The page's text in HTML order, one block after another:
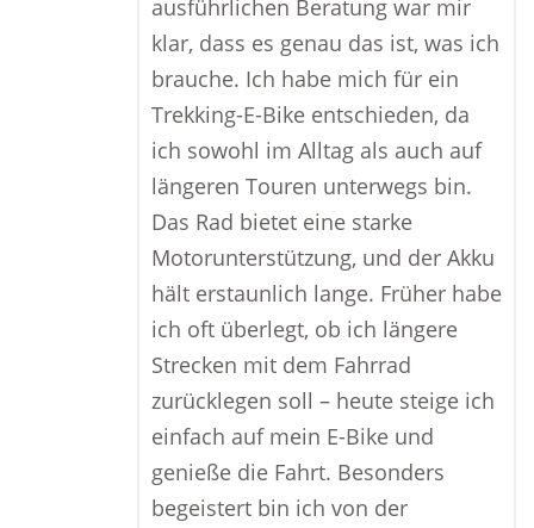
ausführlichen Beratung war mir
klar, dass es genau das ist, was ich
brauche. Ich habe mich für ein
Trekking-E-Bike entschieden, da
ich sowohl im Alltag als auch auf
längeren Touren unterwegs bin.
Das Rad bietet eine starke
Motorunterstützung, und der Akku
hält erstaunlich lange. Früher habe
ich oft überlegt, ob ich längere
Strecken mit dem Fahrrad
zurücklegen soll – heute steige ich
einfach auf mein E-Bike und
genieße die Fahrt. Besonders
begeistert bin ich von der